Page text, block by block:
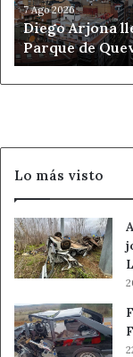
al
Parque
de
Quevedo
de
7 Ago 2026
Diego Arjona
Parque de
Lo más visto